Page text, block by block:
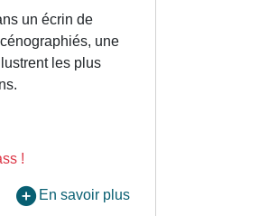
un écrin de
une
les plus
!
En savoir plus